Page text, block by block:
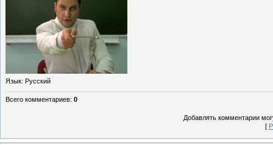
Язык: Русский
Всего комментариев: 0
Добавлять комментарии
[